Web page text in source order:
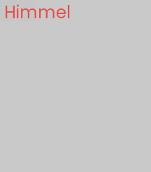
Himmel